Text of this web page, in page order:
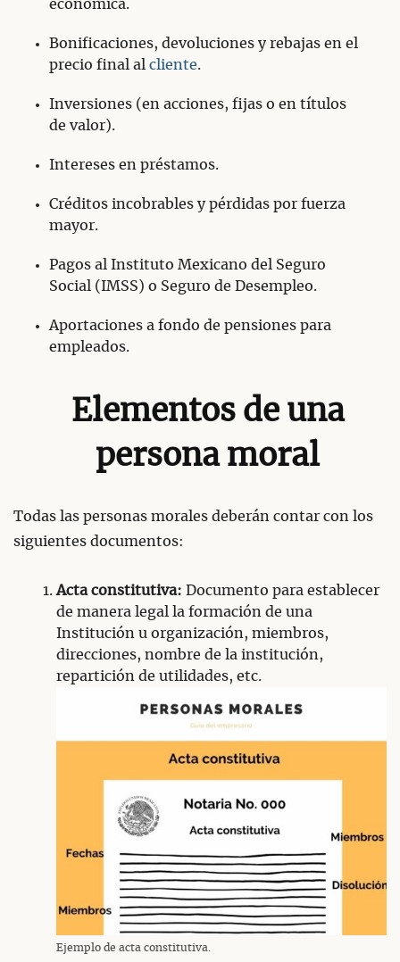
económica.
Bonificaciones, devoluciones y rebajas en el
precio final al cliente.
Inversiones (en acciones, fijas o en títulos
de valor).
Intereses en préstamos.
Créditos incobrables y pérdidas por fuerza
mayor.
Pagos al Instituto Mexicano del Seguro
Social (IMSS) o Seguro de Desempleo.
Aportaciones a fondo de pensiones para
empleados.
Elementos de una
persona moral
Todas las personas morales deberán contar con los
siguientes documentos:
Acta constitutiva: Documento para establecer
de manera legal la formación de una
Institución u organización, miembros,
direcciones, nombre de la institución,
repartición de utilidades, etc.
Ejemplo de acta constitutiva.